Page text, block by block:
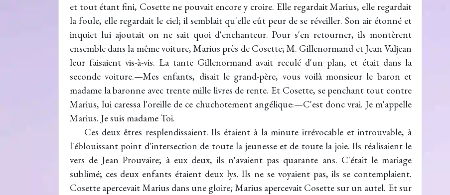
et tout étant fini, Cosette ne pouvait encore y croire. Elle regardait Marius, elle regardait
la foule, elle regardait le ciel; il semblait qu'elle eût peur de se réveiller. Son air étonné et
inquiet lui ajoutait on ne sait quoi d'enchanteur. Pour s'en retourner, ils montèrent
ensemble dans la même voiture, Marius près de Cosette; M. Gillenormand et Jean Valjean
leur faisaient vis-à-vis. La tante Gillenormand avait reculé d'un plan, et était dans la
seconde voiture.—Mes enfants, disait le grand-père, vous voilà monsieur le baron et
madame la baronne avec trente mille livres de rente. Et Cosette, se penchant tout contre
Marius, lui caressa l'oreille de ce chuchotement angélique:—C'est donc vrai. Je m'appelle
Marius. Je suis madame Toi.
Ces deux êtres resplendissaient. Ils étaient à la minute irrévocable et introuvable, à
l'éblouissant point d'intersection de toute la jeunesse et de toute la joie. Ils réalisaient le
vers de Jean Prouvaire; à eux deux, ils n'avaient pas quarante ans. C'était le mariage
sublimé; ces deux enfants étaient deux lys. Ils ne se voyaient pas, ils se contemplaient.
Cosette apercevait Marius dans une gloire; Marius apercevait Cosette sur un autel. Et sur